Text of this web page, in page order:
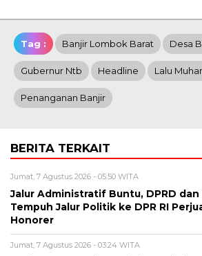
Tag : Banjir Lombok Barat Desa
Gubernur Ntb Headline Lalu
Penanganan Banjir
BERITA TERKAIT
Jumat, 7 Agustus 2026 - 05:50 WITA
Jalur Administratif Buntu, DPRD
Tempuh Jalur Politik ke DPR RI
Honorer
Jumat, 7 Agustus 2026 - 03:24 WITA